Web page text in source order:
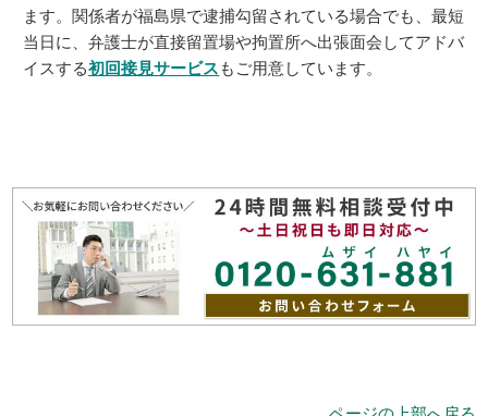
ます。関係者が福島県で逮捕勾留されている場合でも、最短
当日に、弁護士が直接留置場や拘置所へ出張面会してアドバ
イスする初回接見サービス もご用意しています。